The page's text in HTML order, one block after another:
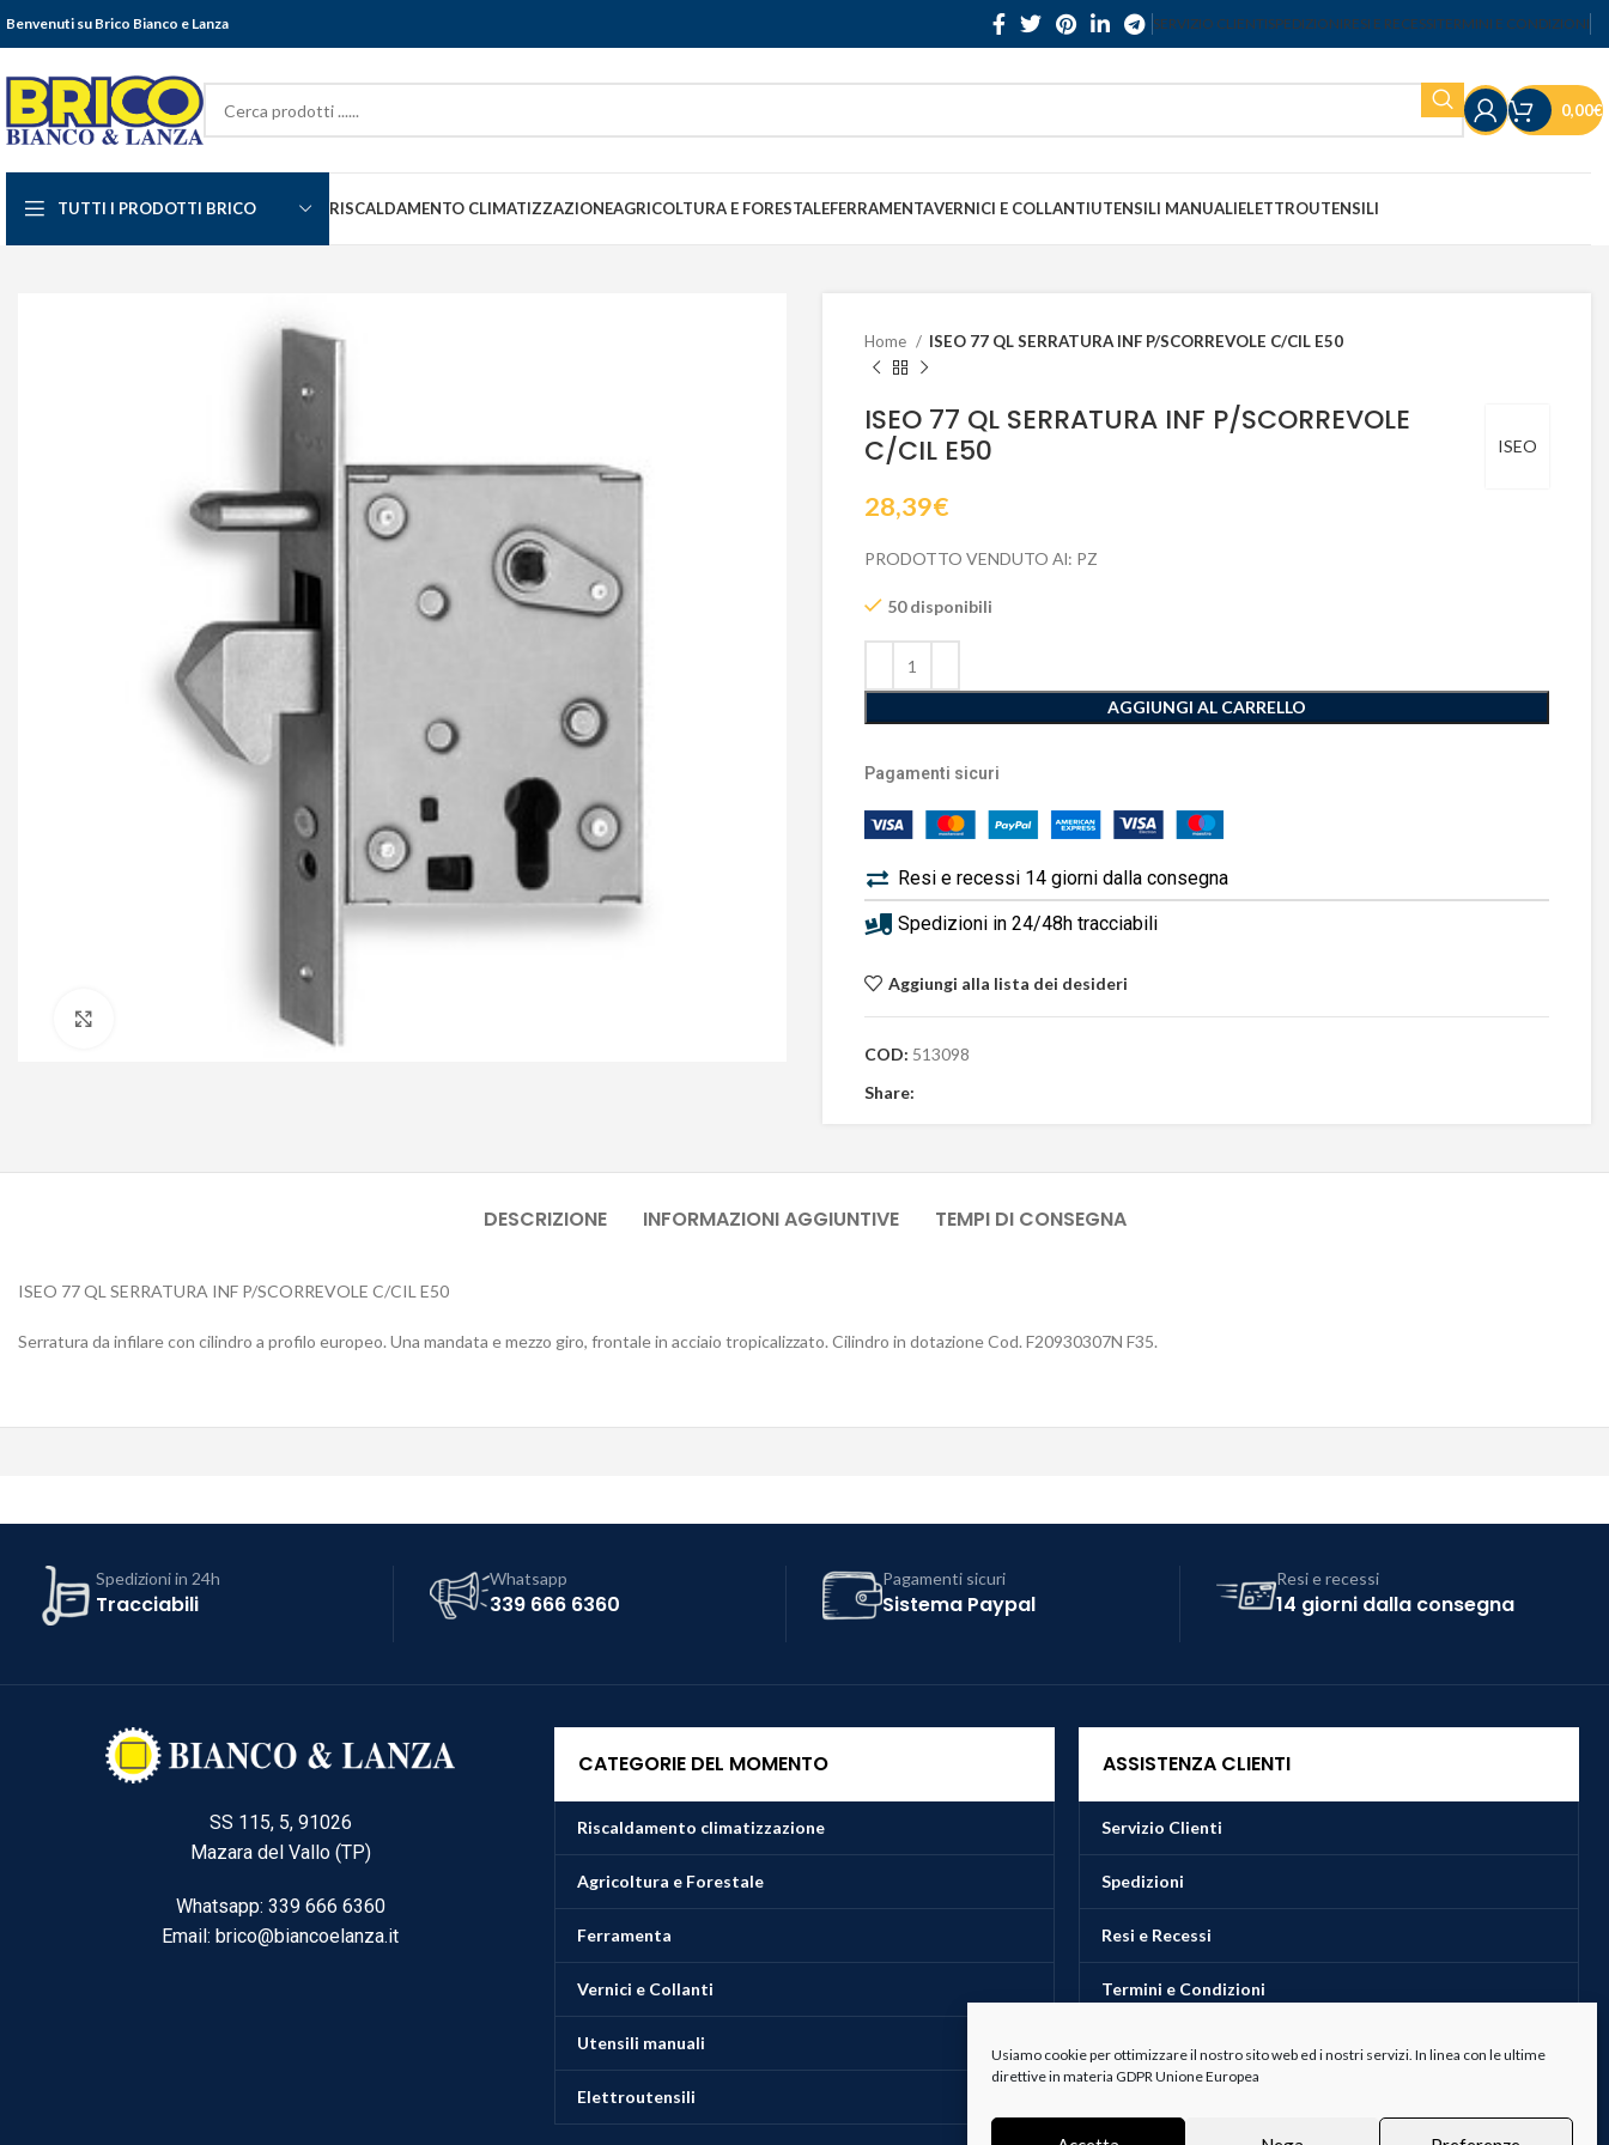
Usiamo cookie per ottimizzare il nostro sito web ed i nostri servizi. In linea con le ultime
direttive in materia GDPR Unione Europea
Benvenuti su Brico Bianco e Lanza SERVIZIO CLIENTISPEDIZIONIRESI E RECESSITERMINI E CONDIZIONI
0,00€
TUTTI I PRODOTTI BRICO RISCALDAMENTO CLIMATIZZAZIONEAGRICOLTURA E FORESTALEFERRAMENTAVERNICI E COLLANTIUTENSILI MANUALIELETTROUTENSILI
Home ISEO 77 QL SERRATURA INF P/SCORREVOLE C/CIL E50
ISEO
ISEO 77 QL SERRATURA INF P/SCORREVOLE
C/CIL E50
28,39€
PRODOTTO VENDUTO Al: PZ
50 disponibili
AGGIUNGI AL CARRELLO
Pagamenti sicuri
Resi e recessi 14 giorni dalla consegna
Spedizioni in 24/48h tracciabili
Aggiungi alla lista dei desideri
COD: 513098
Share:
DESCRIZIONE INFORMAZIONI AGGIUNTIVE TEMPI DI CONSEGNA
ISEO 77 QL SERRATURA INF P/SCORREVOLE C/CIL E50
Serratura da infilare con cilindro a profilo europeo. Una mandata e mezzo giro, frontale in acciaio tropicalizzato. Cilindro in dotazione Cod. F20930307N F35.
Spedizioni in 24h
Tracciabili
Whatsapp
339 666 6360
Pagamenti sicuri
Sistema Paypal
Resi e recessi
14 giorni dalla consegna
SS 115, 5, 91026
Mazara del Vallo (TP)
Whatsapp: 339 666 6360
Email: brico@biancoelanza.it
CATEGORIE DEL MOMENTO
Riscaldamento climatizzazione
Agricoltura e Forestale
Ferramenta
Vernici e Collanti
Utensili manuali
Elettroutensili
ASSISTENZA CLIENTI
Servizio Clienti
Spedizioni
Resi e Recessi
Termini e Condizioni